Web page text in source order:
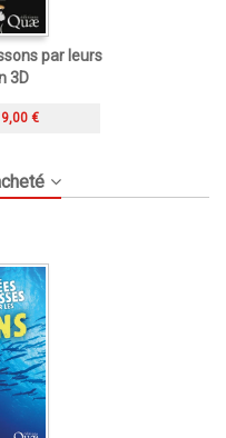
par leurs
3D
€